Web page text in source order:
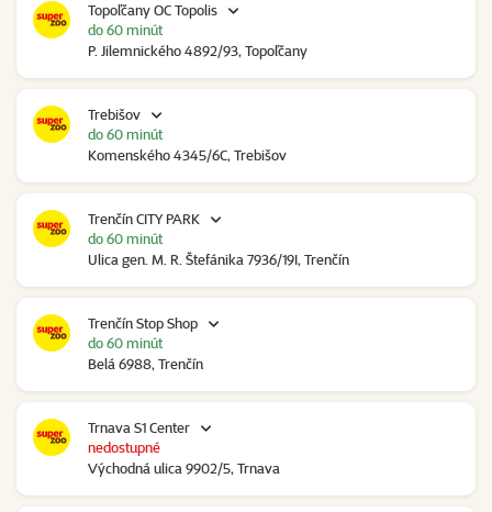
Topoľčany OC Topolis
P. Jilemnického 4892/93, Topoľčany
do 60 minút
Trebišov
Komenského 4345/6C, Trebišov
do 60 minút
Trenčín CITY PARK
Ulica gen. M. R. Štefánika 7936/19I, Trenčín
do 60 minút
Trenčín Stop Shop
Belá 6988, Trenčín
do 60 minút
Trnava S1 Center
Východná ulica 9902/5, Trnava
nedostupné